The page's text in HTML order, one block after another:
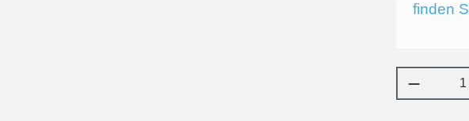
finden